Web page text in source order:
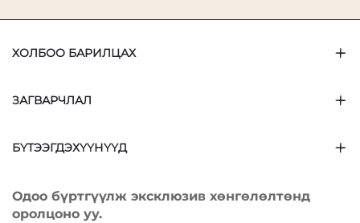
ХОЛБОО БАРИЛЦАХ
ЗАГВАРЧЛАЛ
БҮТЭЭГДЭХҮҮНҮҮД
Одоо бүртгүүлж эксклюзив хөнгөлөлтөнд
оролцоно уу.